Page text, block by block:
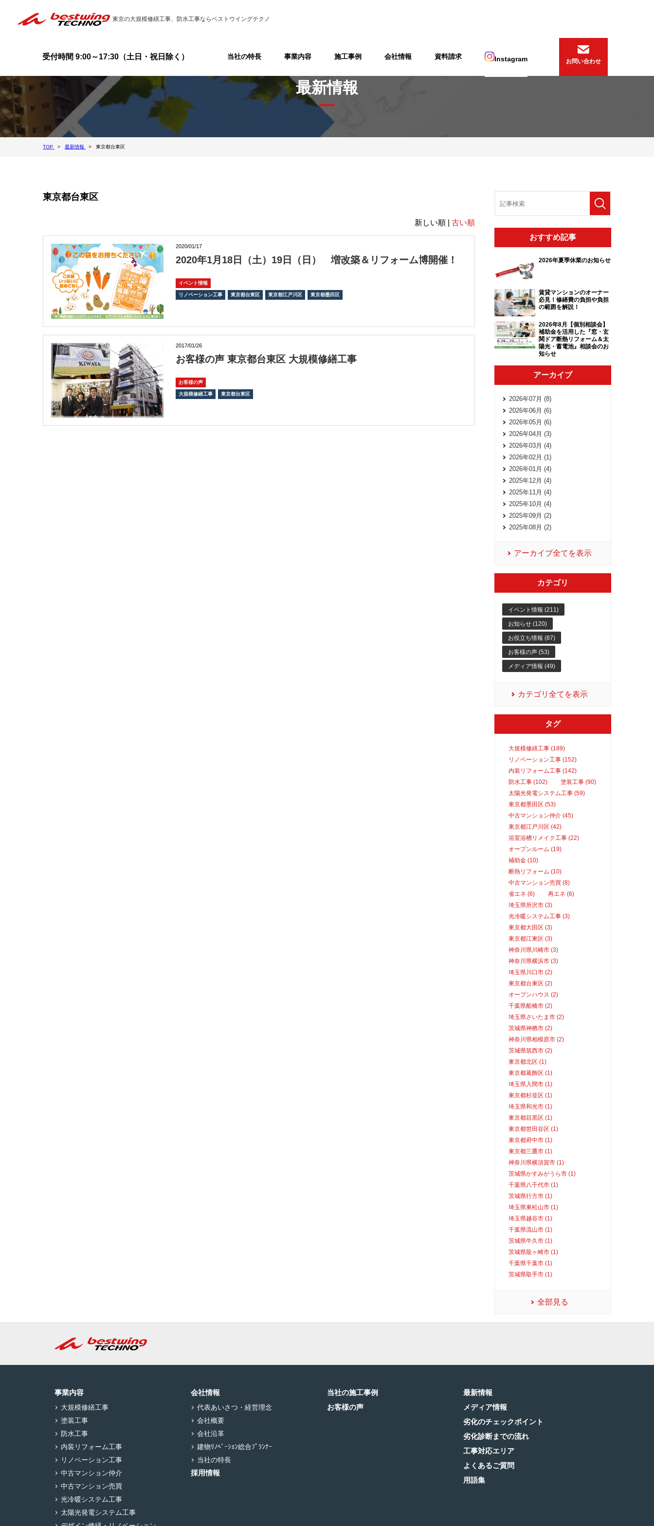
東京の大規模修繕工事、防水工事ならベストウイングテクノ
受付時間 9:00～17:30（土日・祝日除く） 当社の特長 事業内容 施工事例 会社情報 資料請求 Instagram お問い合わせ
最新情報
TOP 最新情報 東京都台東区
東京都台東区
新しい順 | 古い順
2020/01/17
2020年1月18日（土）19日（日） 増改築＆リフォーム博開催！
イベント情報
リノベーション工事 東京都台東区 東京都江戸川区 東京都墨田区
2017/01/26
お客様の声 東京都台東区 大規模修繕工事
お客様の声
大規模修繕工事 東京都台東区
おすすめ記事
2026年夏季休業のお知らせ
賃貸マンションのオーナー
必見！修繕費の負担や負担
の範囲を解説！
2026年8月【個別相談会】
補助金を活用した『窓・玄
関ドア断熱リフォーム＆太
陽光・蓄電池』相談会のお
知らせ
アーカイブ
2026年07月 (8)
2026年06月 (6)
2026年05月 (6)
2026年04月 (3)
2026年03月 (4)
2026年02月 (1)
2026年01月 (4)
2025年12月 (4)
2025年11月 (4)
2025年10月 (4)
2025年09月 (2)
2025年08月 (2)
アーカイブ全てを表示
カテゴリ
イベント情報 (211)
お知らせ (120)
お役立ち情報 (87)
お客様の声 (53)
メディア情報 (49)
カテゴリ全てを表示
タグ
大規模修繕工事 (189)
リノベーション工事 (152)
内装リフォーム工事 (142)
防水工事 (102)
塗装工事 (90)
太陽光発電システム工事 (59)
東京都墨田区 (53)
中古マンション仲介 (45)
東京都江戸川区 (42)
浴室浴槽リメイク工事 (22)
オープンルーム (19)
補助金 (10)
断熱リフォーム (10)
中古マンション売買 (8)
省エネ (6)
再エネ (6)
埼玉県所沢市 (3)
光冷暖システム工事 (3)
東京都大田区 (3)
東京都江東区 (3)
神奈川県川崎市 (3)
神奈川県横浜市 (3)
埼玉県川口市 (2)
東京都台東区 (2)
オープンハウス (2)
千葉県船橋市 (2)
埼玉県さいたま市 (2)
茨城県神栖市 (2)
神奈川県相模原市 (2)
茨城県筑西市 (2)
東京都北区 (1)
東京都葛飾区 (1)
埼玉県入間市 (1)
東京都杉並区 (1)
埼玉県和光市 (1)
東京都目黒区 (1)
東京都世田谷区 (1)
東京都府中市 (1)
東京都三鷹市 (1)
神奈川県横須賀市 (1)
茨城県かすみがうら市 (1)
千葉県八千代市 (1)
茨城県行方市 (1)
埼玉県東松山市 (1)
埼玉県越谷市 (1)
千葉県流山市 (1)
茨城県牛久市 (1)
茨城県龍ヶ崎市 (1)
千葉県千葉市 (1)
茨城県取手市 (1)
全部見る
事業内容
大規模修繕工事
塗装工事
防水工事
内装リフォーム工事
リノベーション工事
中古マンション仲介
中古マンション売買
光冷暖システム工事
太陽光発電システム工事
会社情報
代表あいさつ・経営理念
会社概要
会社沿革
建物ﾘﾉﾍﾞｰｼｮﾝ総合ﾌﾟﾗﾝﾅｰ
当社の特長
採用情報
当社の施工事例
お客様の声
最新情報
メディア情報
劣化のチェックポイント
劣化診断までの流れ
工事対応エリア
よくあるご質問
用語集